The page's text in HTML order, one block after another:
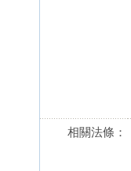
相關法條：